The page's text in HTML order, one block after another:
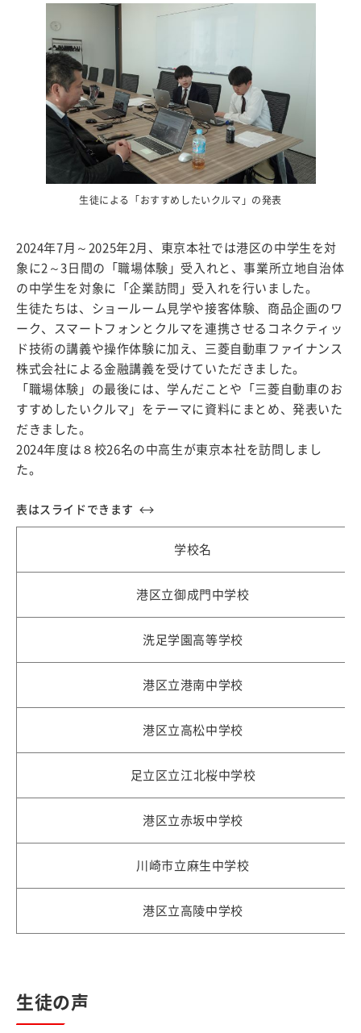
生徒による「おすすめしたいクルマ」の発表
2024年7月～2025年2月、東京本社では港区の中学生を対
象に2～3日間の「職場体験」受入れと、事業所立地自治体
の中学生を対象に「企業訪問」受入れを行いました。
生徒たちは、ショールーム見学や接客体験、商品企画のワ
ーク、スマートフォンとクルマを連携させるコネクティッ
ド技術の講義や操作体験に加え、三菱自動車ファイナンス
株式会社による金融講義を受けていただきました。
「職場体験」の最後には、学んだことや「三菱自動車のお
すすめしたいクルマ」をテーマに資料にまとめ、発表いた
だきました。
2024年度は８校26名の中高生が東京本社を訪問しまし
た。
学校名
港区立御成門中学校
洗足学園高等学校
港区立港南中学校
港区立高松中学校
足立区立江北桜中学校
港区立赤坂中学校
川崎市立麻生中学校
港区立高陵中学校
生徒の声